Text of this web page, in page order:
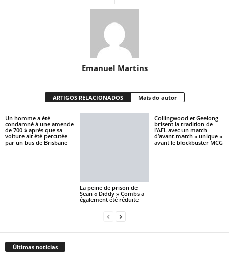
Emanuel Martins
ARTIGOS RELACIONADOS Mais do autor
Un homme a été
condamné à une amende
de 700 $ après que sa
voiture ait été percutée
par un bus de Brisbane
La peine de prison de
Sean « Diddy » Combs a
également été réduite
Collingwood et Geelong
brisent la tradition de
l’AFL avec un match
d’avant-match « unique »
avant le blockbuster MCG
Últimas notícias